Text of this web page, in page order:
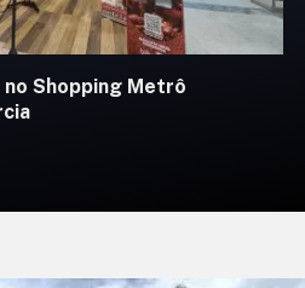
Marco Luque em É Disso que
Teatro Fernando Torres